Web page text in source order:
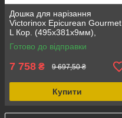
Дошка для нарізання
Victorinox Epicurean Gourmet
L Кор. (495x381x9мм),
паперовий композит, 1996 г.,
термостійка до 175°C
Готово до відправки
7 758 ₴ 9 697,50 ₴
Купити